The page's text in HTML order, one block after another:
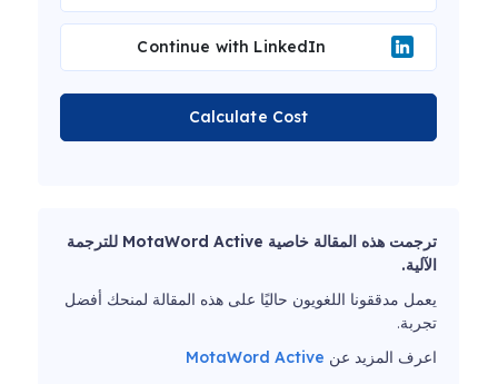
Continue with LinkedIn
Calculate Cost
ترجمت هذه المقالة خاصية MotaWord Active للترجمة
الآلية.
يعمل مدققونا اللغويون حاليًا على هذه المقالة لمنحك أفضل
تجربة.
اعرف المزيد عن MotaWord Active